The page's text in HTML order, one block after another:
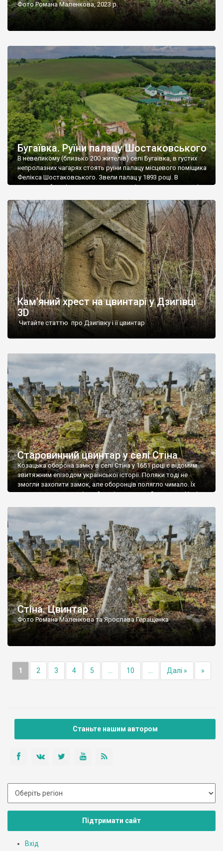
Фото Романа Маленкова, 2023 р.
Бугаївка. Руїни палацу Шостаковського
В невеликому (близько 200 жителів) селі Бугаївка, в густих
непролазних чагарях стоять руїни палацу місцевого поміщика
Фелікса Шостаковського. Звели палац у 1893 році. В
радянський період у ньому спочатку містилася школа, потім
століття тут розмістили туберкульозну лікарню. Коли із
палацу виїхала лікарня – ми точно не […]
Кам’яний хрест на цвинтарі у Дзигівці
3D
Читайте статтю про Дзигівку і її цвинтар
Старовинний цвинтар у селі Стіна
Козацька оборона замку в селі Стіна у 1651 році є відомим
звитяжним епізодом української історії. Поляки тоді не
змогли захопити замок, але оборонців полягло чимало. Їх
поховали на цвинтарі, який тоді називався Замковим. Нині на
ньому чимало хрестів 19 століття, є такі, де епітафії стер […]
Стіна. Цвинтар
Фото Романа Маленкова та Ярослава Геращенка
1 2 3 4 5 10 Далі » »
Станьте нашим автором
Підтримати сайт
Вхід